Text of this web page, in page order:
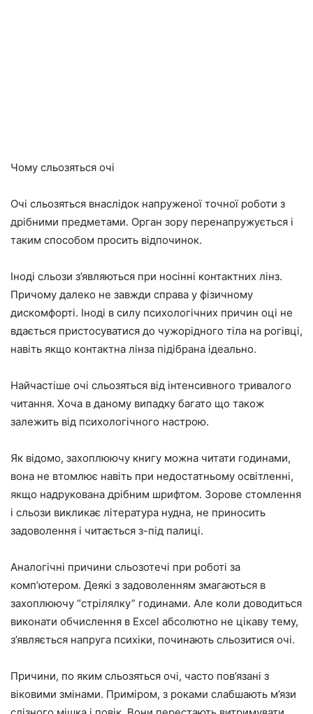
Чому сльозяться очі
Очі сльозяться внаслідок напруженої точної роботи з
дрібними предметами. Орган зору перенапружується і
таким способом просить відпочинок.
Іноді сльози з’являються при носінні контактних лінз.
Причому далеко не завжди справа у фізичному
дискомфорті. Іноді в силу психологічних причин оці не
вдається пристосуватися до чужорідного тіла на рогівці,
навіть якщо контактна лінза підібрана ідеально.
Найчастіше очі сльозяться від інтенсивного тривалого
читання. Хоча в даному випадку багато що також
залежить від психологічного настрою.
Як відомо, захоплюючу книгу можна читати годинами,
вона не втомлює навіть при недостатньому освітленні,
якщо надрукована дрібним шрифтом. Зорове стомлення
і сльози викликає література нудна, не приносить
задоволення і читається з-під палиці.
Аналогічні причини сльозотечі при роботі за
комп’ютером. Деякі з задоволенням змагаються в
захоплюючу “стрілялку” годинами. Але коли доводиться
виконати обчислення в Excel абсолютно не цікаву тему,
з’являється напруга психіки, починають сльозитися очі.
Причини, по яким сльозяться очі, часто пов’язані з
віковими змінами. Приміром, з роками слабшають м’язи